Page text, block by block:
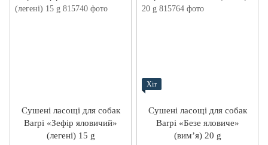
Сушені ласощі для собак
Barpi «Зефір яловичий»
(легені) 15 g
Хіт
Сушені ласощі для собак
Barpi «Безе яловиче»
(вим’я) 20 g